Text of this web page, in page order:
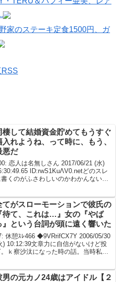
家のステーキ定食1500円、ガ
RSS
棲して結婚資金貯めてもうすぐ
入れようね、って時に、もう、
悪だ
恋人は名無しさん 2017/06/21 (水)
ID:rwS1KuΛV0.netどのスレ
書くのがふさわしいのかわかんないけ
いって...
てがスローモーションで彼氏の
待て、これは…』女の『やば
』という台詞が頭に遠く響いた
休憩ｽﾚ466 ◆9VRrifCX7Y 2006/05/30
) 10:12:39文章力に自信がないけど投
ｋ察沙汰になった時の話。当時私は
戻って...
男の元カノ24歳はアイドル【２